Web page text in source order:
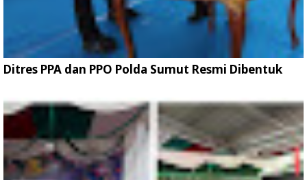
Ditres PPA dan PPO Polda Sumut Resmi Dibentuk